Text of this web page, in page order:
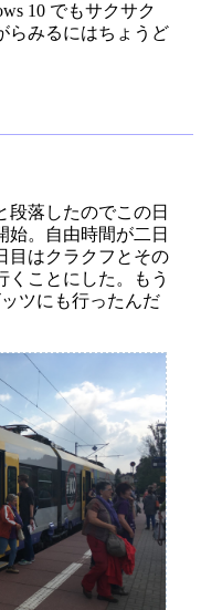
10 でもサクサク
らみるにはちょうど
段落したのでこの日
始。自由時間が二日
目はクラクフとその
くことにした。もう
ツにも行ったんだ